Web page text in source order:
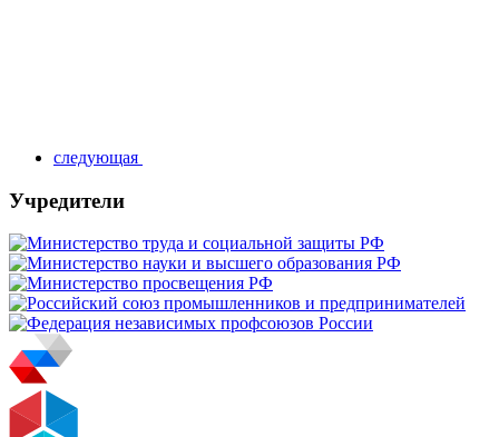
следующая
Учредители